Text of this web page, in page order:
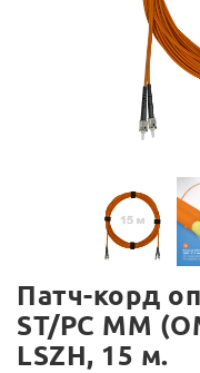
Патч-корд
ST/PC MM
LSZH, 15 м.